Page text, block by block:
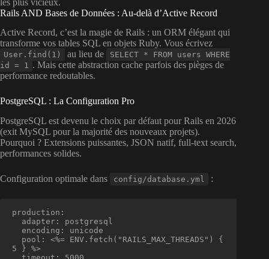
Rails AND Bases de Données : Au-delà d’Active Record
Active Record, c’est la magie de Rails : un ORM élégant qui
transforme vos tables SQL en objets Ruby. Vous écrivez
User.find(1) au lieu de
SELECT * FROM users WHERE
id = 1 . Mais cette abstraction cache parfois des pièges de
performance redoutables.
PostgreSQL : La Configuration Pro
PostgreSQL est devenu le choix par défaut pour Rails en 2026
(exit MySQL pour la majorité des nouveaux projets).
Pourquoi ? Extensions puissantes, JSON natif, full-text search,
performances solides.
Configuration optimale dans config/database.yml :
production:
5 } %>